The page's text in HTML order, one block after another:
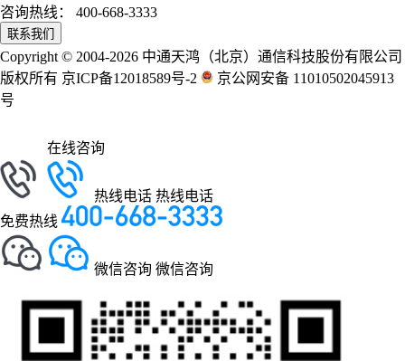
咨询热线： 400-668-3333
联系我们
Copyright © 2004-2026 中通天鸿（北京）通信科技股份有限公司
版权所有 京ICP备12018589号-2
京公网安备 11010502045913
号
在线咨询
热线电话 热线电话
免费热线
微信咨询 微信咨询